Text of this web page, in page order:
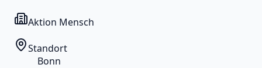
Aktion Mensch
Standort
Bonn